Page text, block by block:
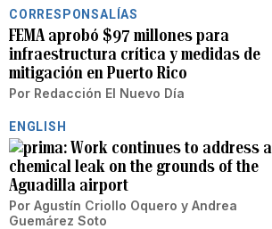
CORRESPONSALÍAS
FEMA aprobó $97 millones para
infraestructura crítica y medidas de
mitigación en Puerto Rico
Por Redacción El Nuevo Día
ENGLISH
Work continues to address a
chemical leak on the grounds of the
Aguadilla airport
Por Agustín Criollo Oquero y Andrea
Guemárez Soto